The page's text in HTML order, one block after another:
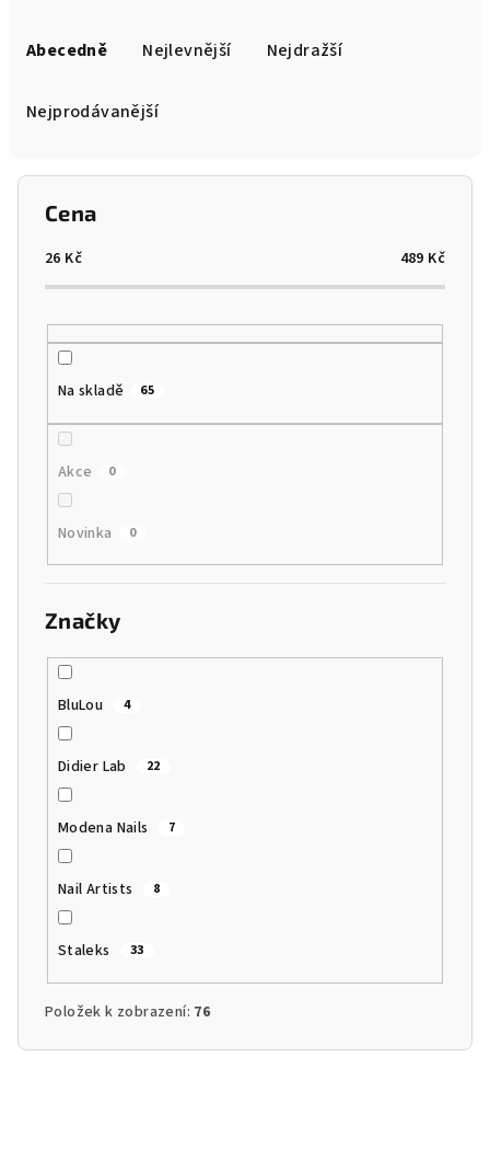
Abecedně Nejlevnější Nejdražší
Nejprodávanější
Cena
26 Kč 489 Kč
Na skladě 65
Akce 0
Novinka 0
Značky
BluLou 4
Didier Lab 22
Modena Nails 7
Nail Artists 8
Staleks 33
Položek k zobrazení: 76